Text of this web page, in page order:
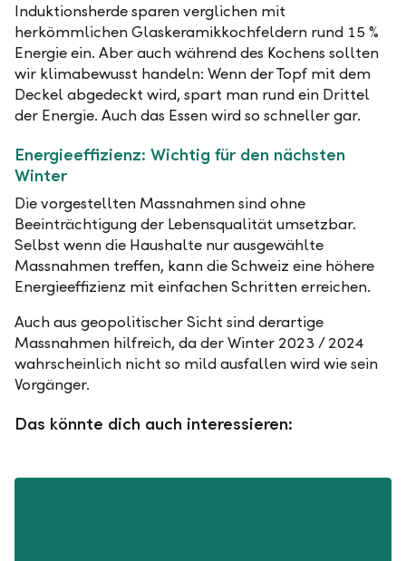
Induktionsherde sparen verglichen mit
herkömmlichen Glaskeramikkochfeldern rund 15 %
Energie ein. Aber auch während des Kochens sollten
wir klimabewusst handeln: Wenn der Topf mit dem
Deckel abgedeckt wird, spart man rund ein Drittel
der Energie. Auch das Essen wird so schneller gar.
Energieeffizienz: Wichtig für den nächsten
Winter
Die vorgestellten Massnahmen sind ohne
Beeinträchtigung der Lebensqualität umsetzbar.
Selbst wenn die Haushalte nur ausgewählte
Massnahmen treffen, kann die Schweiz eine höhere
Energieeffizienz mit einfachen Schritten erreichen.
Auch aus geopolitischer Sicht sind derartige
Massnahmen hilfreich, da der Winter 2023 / 2024
wahrscheinlich nicht so mild ausfallen wird wie sein
Vorgänger.
Das könnte dich auch interessieren: